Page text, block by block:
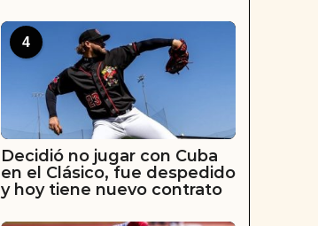
4
Decidió no jugar con Cuba
en el Clásico, fue despedido
y hoy tiene nuevo contrato